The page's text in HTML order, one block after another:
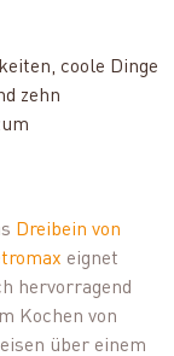
coole Dinge
zehn
Dreibein von
eignet
hervorragend
Kochen von
über einem